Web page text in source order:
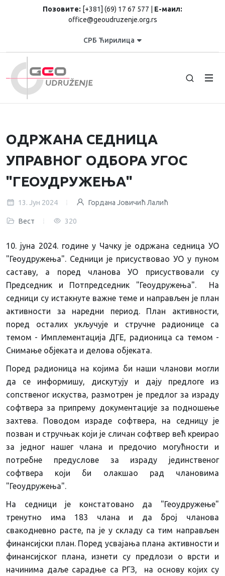
Позовите: [+381] (69) 17 67 577 | Е-маил:
office@geoudruzenje.org.rs
СРБ Ћирилица
ОДРЖАНА СЕДНИЦА
УПРАВНОГ ОДБОРА УГОС
"ГЕОУДРУЖЕЊА"
13. Јун 2024 Гордана Јовичић Лалић
Вест 320
10. јуна 2024. године у Чачку је одржана седница УО
"Геоудружења". Седници је присуствовао УО у пуном
саставу, а поред чланова УО
присуствовали су
Председник и Потпредседник "Геоудружења". На
седници су истакнуте важне теме и направљен је план
активности за наредни период. План активности,
поред осталих укључује и стручне радионице са
темом - Имплементација ДГЕ, радионица са темом -
Снимање објеката и делова објеката.
Поред радионица на којима би наши чланови могли
да се информишу, дискутују и дају предлоге из
сопственог искуства, размотрен је предлог за израду
софтвера за припрему документације за подношење
захтева. Поводом израде софтвера, на седницу је
позван и стручњак који је сличан софтвер већ креирао
за једног нашег члана и предочио могућности и
потребне предуслове за израду јединственог
софтвера који би олакшао рад члановима
"Геоудружења".
На седници је констатовано да "Геоудружење"
тренутно има 183 члана и да број чланова
свакодневно расте, па је у складу са тим направљен
финансијски план. Поред усвајања плана активности и
финансијског плана, изнети су предлози о врсти и
начинима даље сарадње са РГЗ, на основу којих су